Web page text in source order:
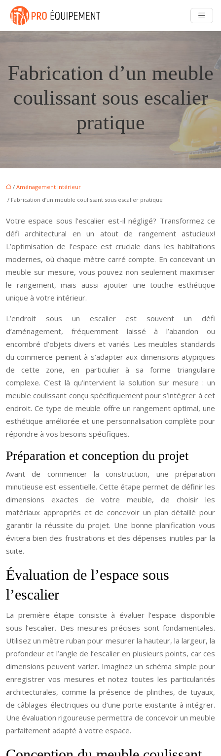
Fabrication d’un meuble
coulissant sous escalier
pratique
/ Aménagement intérieur
/ Fabrication d’un meuble coulissant sous escalier pratique
Votre espace sous l’escalier est-il négligé? Transformez ce
défi architectural en un atout de rangement astucieux!
L’optimisation de l’espace est cruciale dans les habitations
modernes, où chaque mètre carré compte. En concevant un
meuble sur mesure, vous pouvez non seulement maximiser
le rangement, mais aussi ajouter une touche esthétique
unique à votre intérieur.
L’endroit sous un escalier est souvent un défi
d’aménagement, fréquemment laissé à l’abandon ou
encombré d’objets divers et variés. Les meubles standards
du commerce peinent à s’adapter aux dimensions atypiques
de cette zone, en particulier à sa forme triangulaire
complexe. C’est là qu’intervient la solution sur mesure : un
meuble coulissant conçu spécifiquement pour s’intégrer à cet
endroit. Ce type de meuble offre un rangement optimal, une
esthétique améliorée et une personnalisation complète pour
répondre à vos besoins spécifiques.
Préparation et conception du projet
Avant de commencer la construction, une préparation
minutieuse est essentielle. Cette étape permet de définir les
dimensions exactes de votre meuble, de choisir les
matériaux appropriés et de concevoir un plan détaillé pour
garantir la réussite du projet. Une bonne planification vous
évitera bien des frustrations et des dépenses inutiles par la
suite.
Évaluation de l’espace sous
l’escalier
La première étape consiste à évaluer l’espace disponible
sous l’escalier. Des mesures précises sont fondamentales.
Utilisez un mètre ruban pour mesurer la hauteur, la largeur, la
profondeur et l’angle de l’escalier en plusieurs points, car ces
dimensions peuvent varier. Imaginez un schéma simple pour
enregistrer vos mesures et notez toutes les particularités
architecturales, comme la présence de plinthes, de tuyaux,
de câblages électriques ou d’une porte existante à intégrer.
Une évaluation rigoureuse permettra de concevoir un meuble
parfaitement adapté à votre espace.